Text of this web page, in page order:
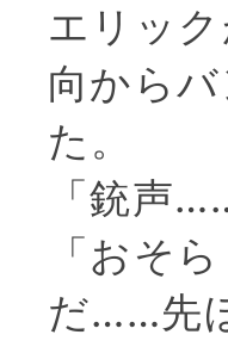
エリッ
向から
た。
「銃声
「おそ
だ……先